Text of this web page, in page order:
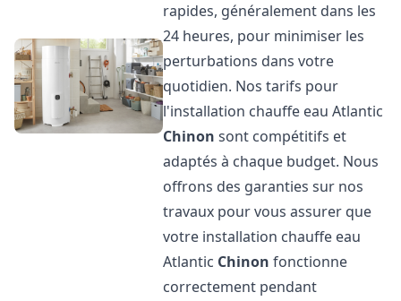
rapides, généralement dans les
24 heures, pour minimiser les
perturbations dans votre
quotidien. Nos tarifs pour
l'installation chauffe eau Atlantic
Chinon sont compétitifs et
adaptés à chaque budget. Nous
offrons des garanties sur nos
travaux pour vous assurer que
votre installation chauffe eau
Atlantic Chinon fonctionne
correctement pendant